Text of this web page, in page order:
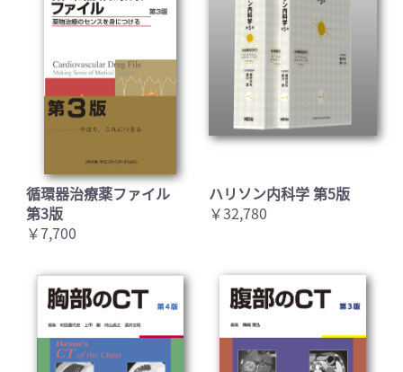
循環器治療薬ファイル
第3版
￥7,700
ハリソン内科学 第5版
￥32,780